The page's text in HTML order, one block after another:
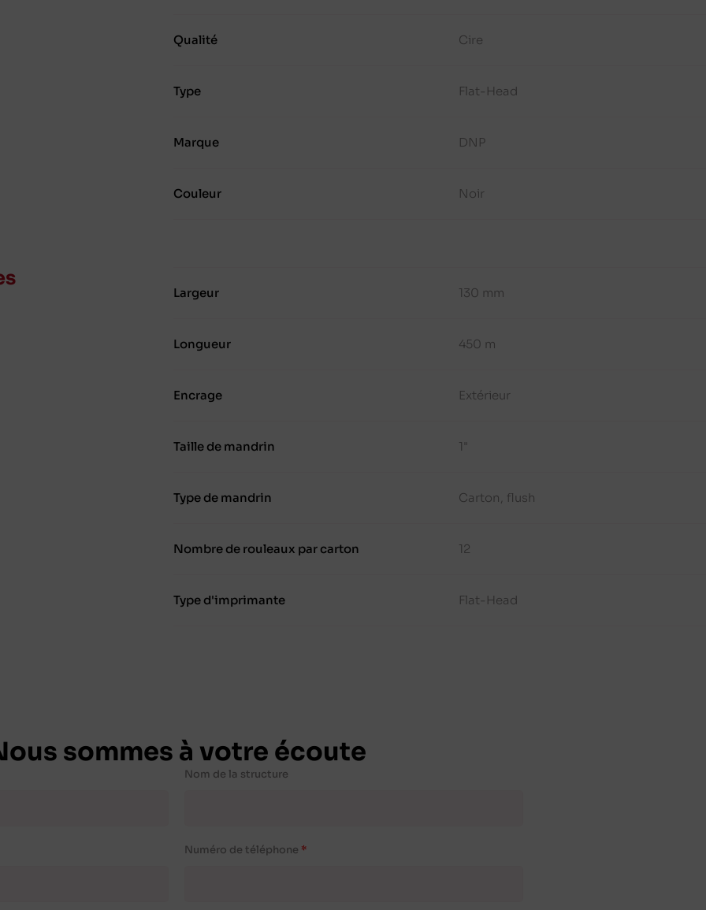
Qualité Cire
Type Flat-Head
Marque DNP
Couleur Noir
Largeur 130 mm
Longueur 450 m
Encrage Extérieur
Taille de mandrin 1"
Type de mandrin Carton, flush
Nombre de rouleaux par carton 12
Type d'imprimante Flat-Head
sommes à votre écoute
Nom de la structure
Numéro de téléphone